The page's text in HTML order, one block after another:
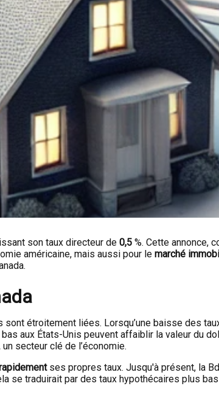
son taux directeur de 0,5 %. Cette annonce,
américaine, mais aussi pour le marché
étroitement liées. Lorsqu’une baisse des
aux États-Unis peuvent affaiblir la valeur du
secteur clé de l’économie.
ses propres taux. Jusqu'à présent, la
se traduirait par des taux hypothécaires plus